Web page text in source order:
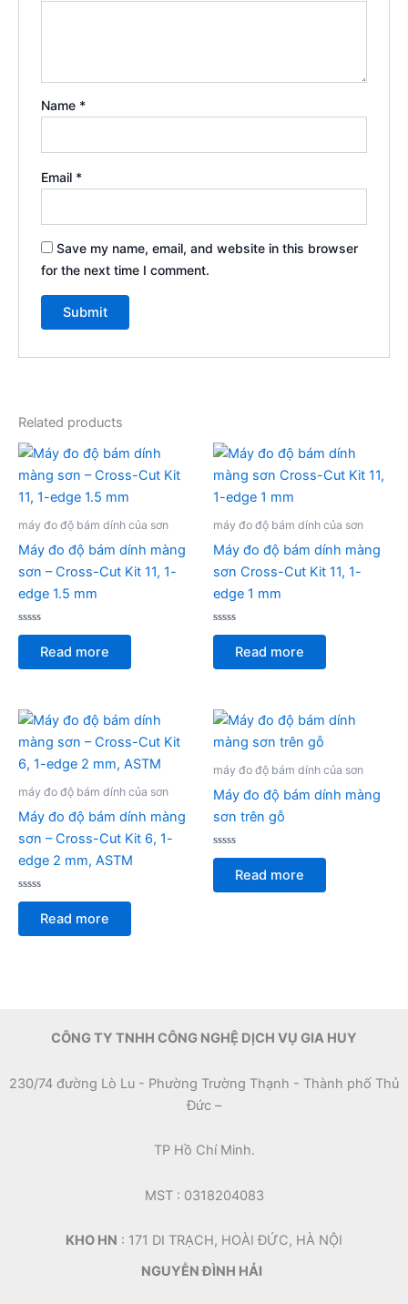
Name *
Email *
Save my name, email, and website in this browser
for the next time I comment.
Related products
máy đo độ bám dính của sơn
Máy đo độ bám dính màng
sơn – Cross-Cut Kit 11, 1-
edge 1.5 mm
Rated
of
Read more
máy đo độ bám dính của sơn
Máy đo độ bám dính màng
sơn Cross-Cut Kit 11, 1-
edge 1 mm
Rated
of
Read more
máy đo độ bám dính của sơn
Máy đo độ bám dính màng
sơn – Cross-Cut Kit 6, 1-
edge 2 mm, ASTM
Rated
of
Read more
máy đo độ bám dính của sơn
Máy đo độ bám dính màng
sơn trên gỗ
Rated
of
Read more
CÔNG TY TNHH CÔNG NGHỆ DỊCH VỤ GIA HUY
230/74 đường Lò Lu - Phường Trường Thạnh - Thành phố Thủ
Đức –
TP Hồ Chí Minh.
MST : 0318204083
KHO HN : 171 DI TRẠCH, HOÀI ĐỨC, HÀ NỘI
NGUYỄN ĐÌNH HẢI